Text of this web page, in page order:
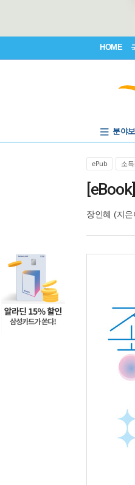
HOME
분야
ePub 소
장인혜 (지은